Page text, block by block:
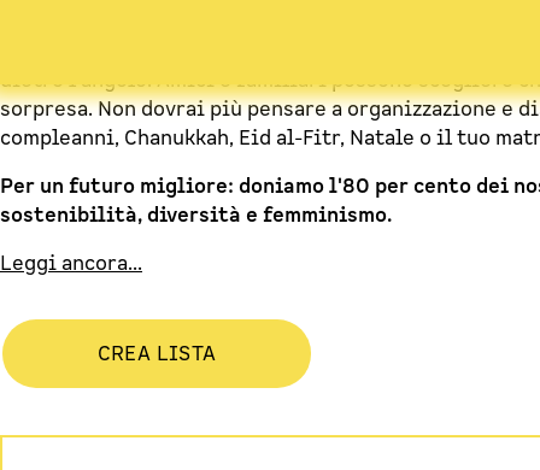
dietro l'angolo. Amici e familiari possono scegliere
sorpresa. Non dovrai più pensare a organizzazione
compleanni, Chanukkah, Eid al-Fitr, Natale o il tuo
Per un futuro migliore: doniamo l'80 per cento dei
sostenibilità, diversità e femminismo.
Leggi ancora...
CREA LISTA